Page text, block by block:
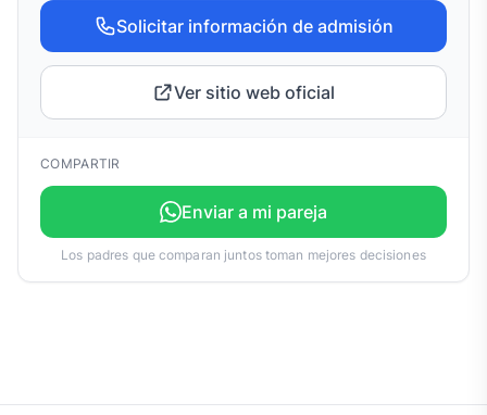
Solicitar información de admisión
Ver sitio web oficial
COMPARTIR
Enviar a mi pareja
Los padres que comparan juntos toman mejores decisiones